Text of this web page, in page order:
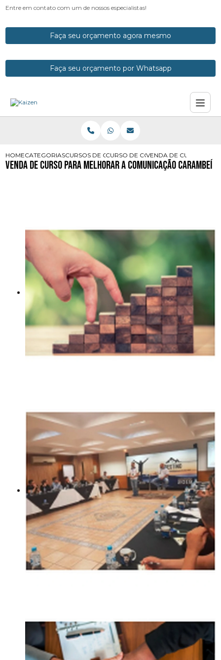
Entre em contato com um de nossos especialistas!
Faça seu orçamento agora mesmo
Faça seu orçamento por Whatsapp
HOMECATEGORIASCURSOS DE COMUNICACAO
CURSO DE COMUNICACAO E
VENDA DE CURSO
Venda de Curso para Melhorar a Comunicação Carambeí